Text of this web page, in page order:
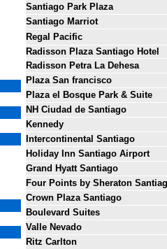
Santiago Park Plaza
Santiago Marriot
Regal Pacific
Radisson Plaza Santiago Hotel
Radisson Petra La Dehesa
Plaza San francisco
Plaza el Bosque Park & Suite
NH Ciudad de Santiago
Kennedy
Intercontinental Santiago
Holiday Inn Santiago Airport
Grand Hyatt Santiago
Four Points by Sheraton
Crown Plaza Santiago
Boulevard Suites
Valle Nevado
Ritz Carlton